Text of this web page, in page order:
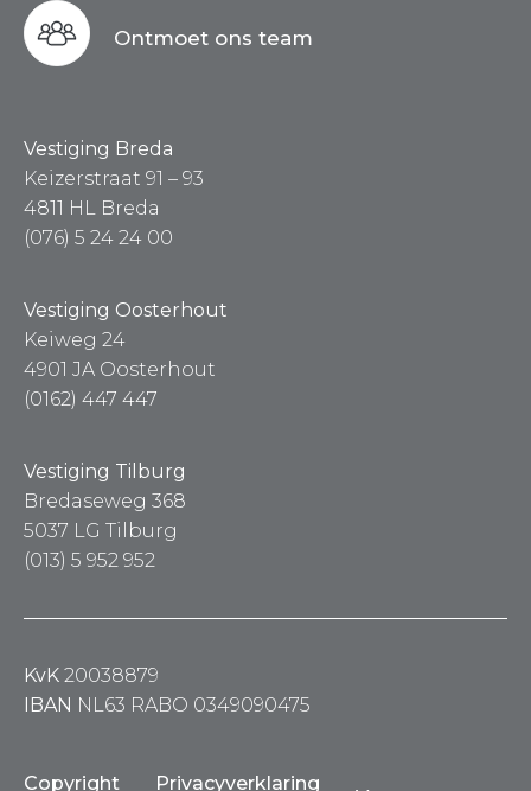
Ontmoet ons team
Vestiging Breda
Keizerstraat 91 – 93
4811 HL Breda
(076) 5 24 24 00
Vestiging Oosterhout
Keiweg 24
4901 JA Oosterhout
(0162) 447 447
Vestiging Tilburg
Bredaseweg 368
5037 LG Tilburg
(013) 5 952 952
KvK 20038879
IBAN NL63 RABO 0349090475
Copyright Privacyverklaring